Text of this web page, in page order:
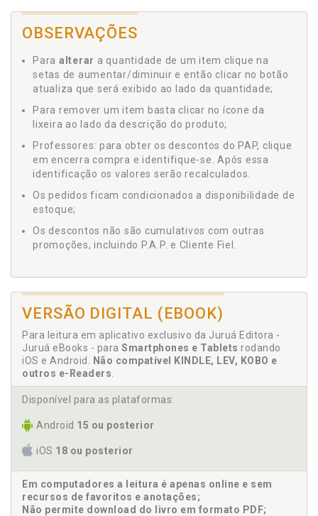
OBSERVAÇÕES
Para alterar a quantidade de um item clique na
setas de aumentar/diminuir e então clicar no botão
atualiza que será exibido ao lado da quantidade;
Para remover um item basta clicar no ícone da
lixeira ao lado da descrição do produto;
Professores: para obter os descontos do PAP, clique
em encerra compra e identifique-se. Após essa
identificação os valores serão recalculados.
Os pedidos ficam condicionados a disponibilidade de
estoque;
Os descontos não são cumulativos com outras
promoções, incluindo P.A.P. e Cliente Fiel.
VERSÃO DIGITAL (EBOOK)
Para leitura em aplicativo exclusivo da Juruá Editora -
Juruá eBooks - para Smartphones e Tablets rodando
iOS e Android.
Não compatível KINDLE, LEV, KOBO e
outros e-Readers
Disponível para as plataformas:
Android 15 ou posterior
iOS 18 ou posterior
Em computadores a leitura é apenas online e sem
recursos de favoritos e anotações;
Não permite download do livro em formato PDF;